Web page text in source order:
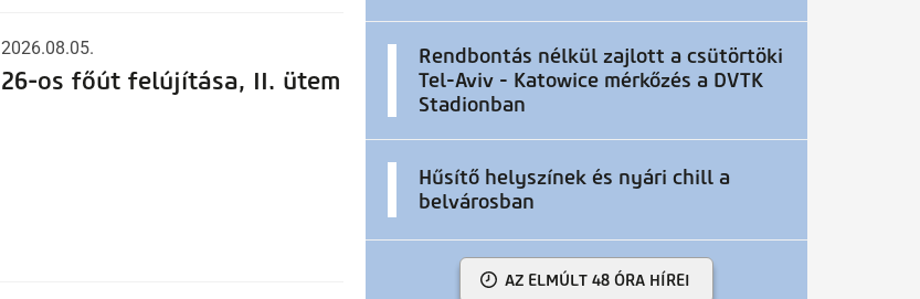
2026.08.05.
26-os főút felújítása, II. ütem
Rendbontás nélkül zajlott a csütörtöki
Tel-Aviv - Katowice mérkőzés a DVTK
Stadionban
Hűsítő helyszínek és nyári chill a
belvárosban
AZ ELMÚLT 48 ÓRA HÍREI